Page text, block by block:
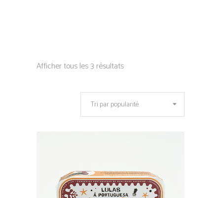
Afficher tous les 3 résultats
Tri par popularité